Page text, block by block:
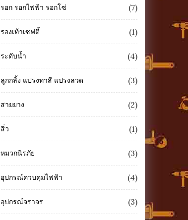
รอก รอกไฟฟ้า รอกโซ่ (7)
รองเท้าเซฟตี้ (1)
ระดับน้ำ (4)
ลูกกลิ้ง แปรงทาสี แปรงลวด (3)
สายยาง (2)
สิ่ว (1)
หมวกนิรภัย (3)
อุปกรณ์ควบคุมไฟฟ้า (4)
อุปกรณ์จราจร (3)